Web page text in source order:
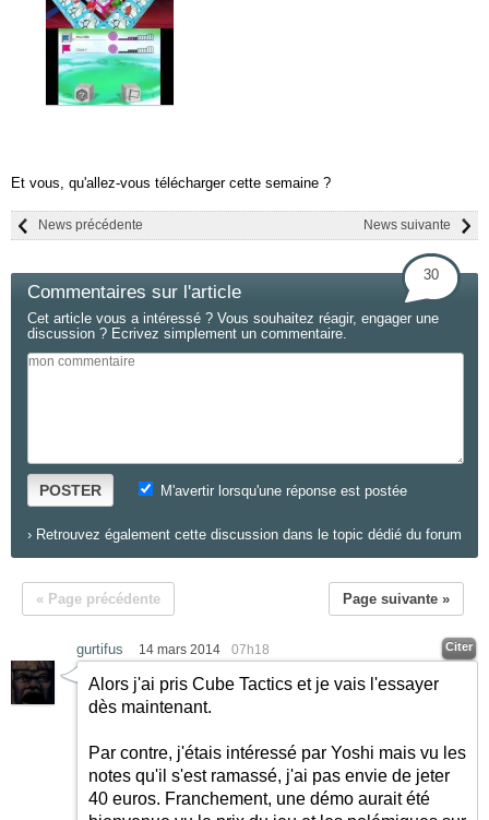
Et vous, qu'allez-vous télécharger cette semaine ?
News suivante
News précédente
Commentaires sur l'article
30
Cet article vous a intéressé ? Vous souhaitez réagir, engager une
discussion ? Ecrivez simplement un commentaire.
POSTER M'avertir lorsqu'une réponse est postée
› Retrouvez également cette discussion dans le topic dédié du forum
« Page précédente Page suivante »
gurtifus 14 mars 2014 07h18 Citer
Alors j'ai pris Cube Tactics et je vais l'essayer
dès maintenant.
Par contre, j'étais intéressé par Yoshi mais vu les
notes qu'il s'est ramassé, j'ai pas envie de jeter
40 euros. Franchement, une démo aurait été